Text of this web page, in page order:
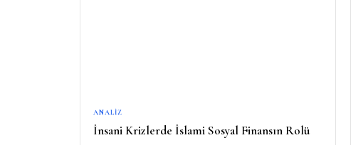
ANALIZ
İnsani Krizlerde İslami Sosyal Finansın Rolü